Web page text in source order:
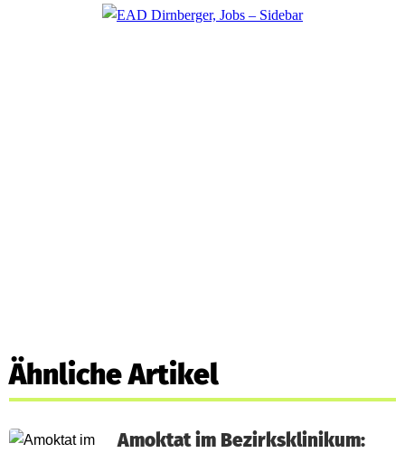
Ähnliche Artikel
Amoktat im Bezirksklinikum: